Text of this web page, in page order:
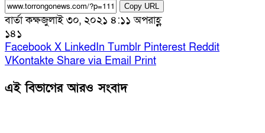
Copy URL
বার্তা কক্ষজুলাই ৩০, ২০২১ ৪:১১ অপরাহ্ণ
১৪১
Facebook X LinkedIn Tumblr Pinterest Reddit
VKontakte Share via Email Print
এই বিভাগের আরও সংবাদ